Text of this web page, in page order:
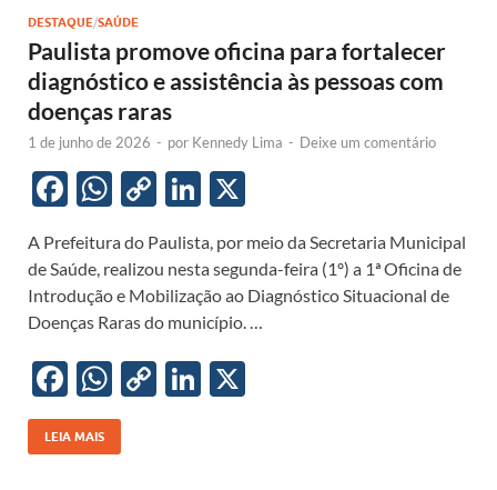
DESTAQUE/SAÚDE
Paulista promove oficina para fortalecer
diagnóstico e assistência às pessoas com
doenças raras
1 de junho de 2026 - por Kennedy Lima - Deixe um comentário
F
e
b
o
o
k
W
at
s
A
p
p
C
p
y
Li
n
k
Li
k
e
dI
n
A Prefeitura do Paulista, por meio da Secretaria Municipal
de Saúde, realizou nesta segunda-feira (1º) a 1ª Oficina de
Introdução e Mobilização ao Diagnóstico Situacional de
Doenças Raras do município. …
F
ac
e
W
h
at
C
Li
LEIA MAIS